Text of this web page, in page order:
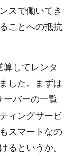
スで働いてき
ことへの抵抗
してレンタ
した。まずは
ーバーの一覧
ィングサービ
スマートなの
るというか。